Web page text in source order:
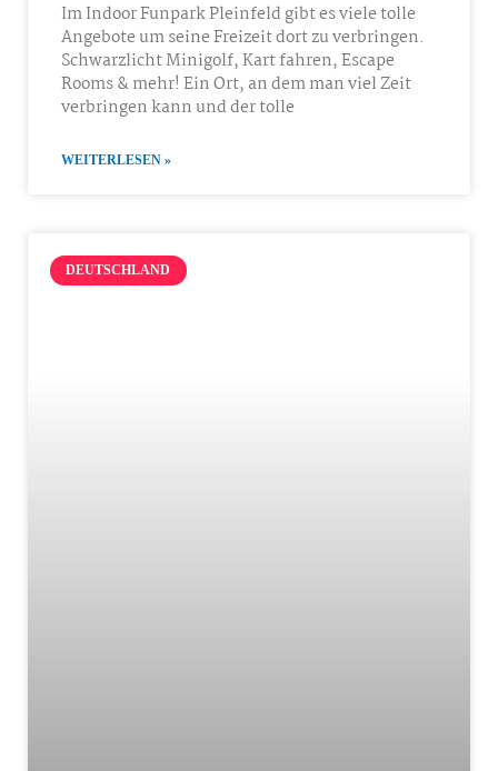
Im Indoor Funpark Pleinfeld gibt es viele tolle
Angebote um seine Freizeit dort zu verbringen.
Schwarzlicht Minigolf, Kart fahren, Escape
Rooms & mehr! Ein Ort, an dem man viel Zeit
verbringen kann und der tolle
WEITERLESEN »
DEUTSCHLAND